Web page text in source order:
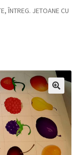
ÎNTREG. JETOANE CU